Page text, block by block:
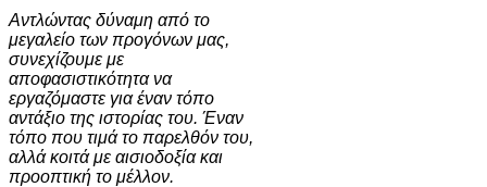
Αντλώντας δύναμη από το
μεγαλείο των προγόνων μας,
συνεχίζουμε με
αποφασιστικότητα να
εργαζόμαστε για έναν τόπο
αντάξιο της ιστορίας του. Έναν
τόπο που τιμά το παρελθόν του,
αλλά κοιτά με αισιοδοξία και
προοπτική το μέλλον.